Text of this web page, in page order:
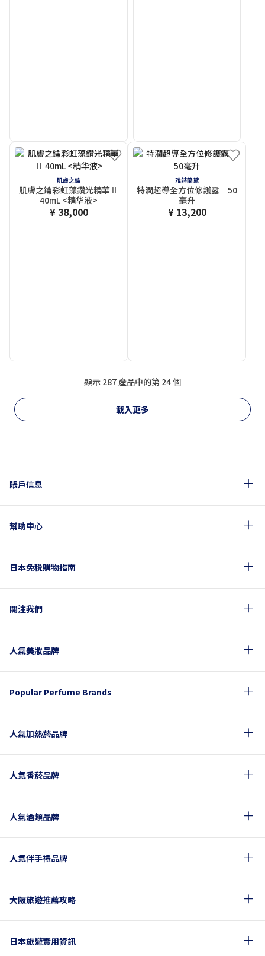
肌膚之鑰
肌膚之鑰彩虹藻鑽光精華Ⅱ
40mL <精华液>
¥ 38,000
雅詩蘭黛
特潤超導全方位修護露 50
毫升
¥ 13,200
顯示 287 產品中的第 24 個
載入更多
賬戶信息
幫助中心
日本免税購物指南
關注我們
人氣美妝品牌
Popular Perfume Brands
人氣加熱菸品牌
人氣香菸品牌
人氣酒類品牌
人氣伴手禮品牌
大阪旅遊推薦攻略
日本旅遊實用資訊